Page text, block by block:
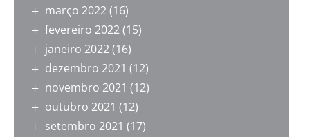
março 2022(16)
fevereiro 2022(15)
janeiro 2022(16)
dezembro 2021 (12)
novembro 2021 (12)
outubro 2021 (12)
setembro 2021 (17)